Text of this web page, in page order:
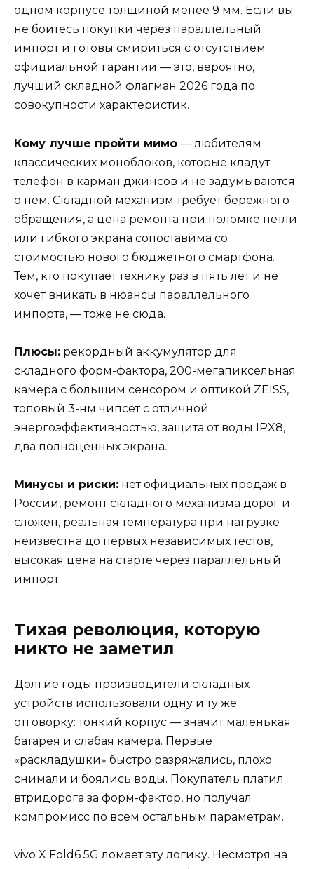
одном корпусе толщиной менее 9 мм. Если вы
не боитесь покупки через параллельный
импорт и готовы смириться с отсутствием
официальной гарантии — это, вероятно,
лучший складной флагман 2026 года по
совокупности характеристик.
Кому лучше пройти мимо — любителям
классических моноблоков, которые кладут
телефон в карман джинсов и не задумываются
о нём. Складной механизм требует бережного
обращения, а цена ремонта при поломке петли
или гибкого экрана сопоставима со
стоимостью нового бюджетного смартфона.
Тем, кто покупает технику раз в пять лет и не
хочет вникать в нюансы параллельного
импорта, — тоже не сюда.
Плюсы: рекордный аккумулятор для
складного форм-фактора, 200-мегапиксельная
камера с большим сенсором и оптикой ZEISS,
топовый 3-нм чипсет с отличной
энергоэффективностью, защита от воды IPX8,
два полноценных экрана.
Минусы и риски: нет официальных продаж в
России, ремонт складного механизма дорог и
сложен, реальная температура при нагрузке
неизвестна до первых независимых тестов,
высокая цена на старте через параллельный
импорт.
Тихая революция, которую
никто не заметил
Долгие годы производители складных
устройств использовали одну и ту же
отговорку: тонкий корпус — значит маленькая
батарея и слабая камера. Первые
«раскладушки» быстро разряжались, плохо
снимали и боялись воды. Покупатель платил
втридорога за форм-фактор, но получал
компромисс по всем остальным параметрам.
vivo X Fold6 5G ломает эту логику. Несмотря на